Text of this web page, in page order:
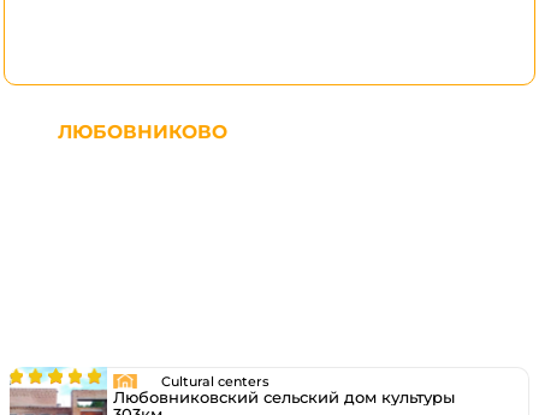
ЛЮБОВНИКОВО
Cultural centers
Любовниковский сельский дом культуры